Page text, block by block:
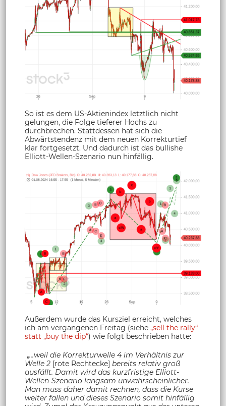
So ist es dem US-Aktienindex letztlich nicht
gelungen, die Folge tieferer Hochs zu
durchbrechen. Stattdessen hat sich die
Abwärtstendenz mit dem neuen Korrekturtief
klar fortgesetzt. Und dadurch ist das bullishe
Elliott-Wellen-Szenario nun hinfällig.
Außerdem wurde das Kursziel erreicht, welches
ich am vergangenen Freitag (siehe „sell the rally“
statt „buy the dip“) wie folgt beschrieben hatte:
„…weil die Korrekturwelle 4 im Verhältnis zur
Welle 2 [rote Rechtecke] bereits relativ groß
ausfällt. Damit wird das kurzfristige Elliott-
Wellen-Szenario langsam unwahrscheinlicher.
Man muss daher damit rechnen, dass die Kurse
weiter fallen und dieses Szenario somit hinfällig